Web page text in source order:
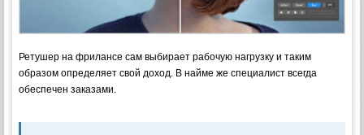
Ретушер на фрилансе сам выбирает рабочую нагрузку и таким
образом определяет свой доход. В найме же специалист всегда
обеспечен заказами.